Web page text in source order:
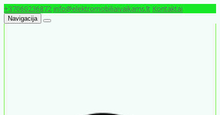
+37060236872 info@elektromobiliaivaikams.lt Kontaktai
Navigacija